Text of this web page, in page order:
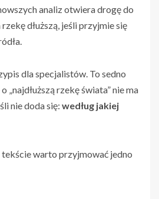
analiz otwiera drogę do
dłuższą, jeśli przyjmie się
dla specjalistów. To sedno
„najdłuższą rzekę świata” nie ma
nie doda się: według jakiej
warto przyjmować jedno